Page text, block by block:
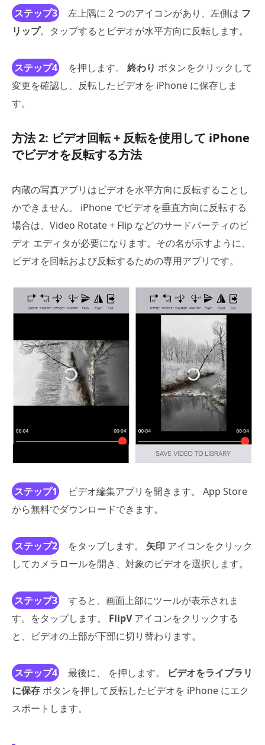
ステップ3 左上隅に 2 つのアイコンがあり、左側は フ
リップ。タップするとビデオが水平方向に反転します。
ステップ4 を押します。 終わり ボタンをクリックして
変更を確認し、反転したビデオを iPhone に保存しま
す。
方法 2: ビデオ回転 + 反転を使用して iPhone
でビデオを反転する方法
内蔵の写真アプリはビデオを水平方向に反転することし
かできません。 iPhone でビデオを垂直方向に反転する
場合は、Video Rotate + Flip などのサードパーティのビ
デオ エディタが必要になります。その名が示すように、
ビデオを回転および反転するための専用アプリです。
ステップ1
ビデオ編集アプリを開きます。 App Store
から無料でダウンロードできます。
ステップ2 をタップします。 矢印 アイコンをクリック
してカメラロールを開き、対象のビデオを選択します。
ステップ3
すると、画面上部にツールが表示されま
す。をタップします。 FlipVアイコンをクリックする
と、ビデオの上部が下部に切り替わります。
ステップ4 最後に、 を押します。
ビデオをライブラリ
に保存ボタンを押して反転したビデオを iPhone にエク
スポートします。